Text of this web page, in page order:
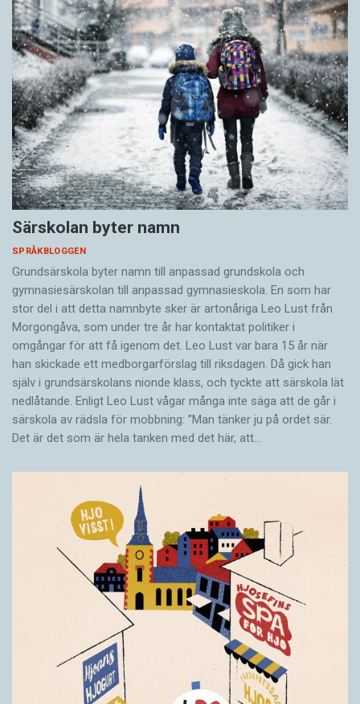
Särskolan byter namn
SPRÅKBLOGGEN
Grundsärskola byter namn till anpassad grundskola och
gymnasiesärskolan till anpassad gymnasieskola. En som har
stor del i att detta namnbyte sker är artonåriga Leo Lust från
Morgongåva, som under tre år har kontaktat politiker i
omgångar för att få igenom det. Leo Lust var bara 15 år när
han skickade ett medborgarförslag till riksdagen. Då gick han
själv i grundsärskolans nionde klass, och tyckte att särskola lät
nedlåtande. Enligt Leo Lust vågar många inte säga att de går i
särskola av rädsla för mobbning: ”Man tänker ju på ordet sär.
Det är det som är hela tanken med det här, att…